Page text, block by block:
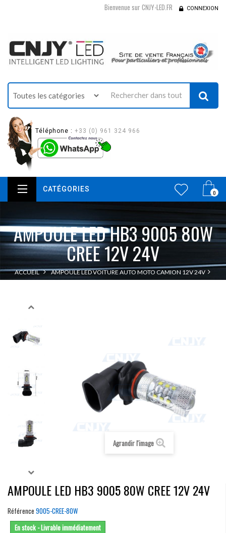
Bienvenue sur CNJY-LED.FR CONNEXION
Téléphone : +33 (0) 961 324 966
0
CATÉGORIES
AMPOULE LED HB3 9005 80W
CREE 12V 24V
ACCUEIL
AMPOULE LED VOITURE AUTO MOTO CAMION 12V 24V
Agrandir l'image
AMPOULE LED HB3 9005 80W CREE 12V 24V
Référence 9005-CREE-80W
En stock - Livrable immédiatement